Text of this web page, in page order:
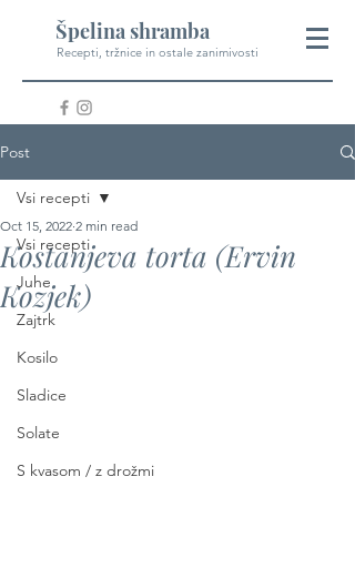
Špelina shramba
Recepti, tržnice in ostale zanimivosti
Post
Vsi recepti
Juhe
Zajtrk
Kosilo
Sladice
Solate
S kvasom / z drožmi
Vsi recepti
Kostanjeva torta (Ervin
Kozjek)
Oct 15, 2022 2 min read